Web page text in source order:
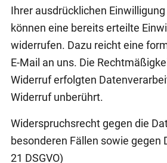
Ihrer ausdrücklichen
können eine bereits erteilte
widerrufen. Dazu reicht eine
E-Mail an uns. Die
Widerruf erfolgten
Widerruf unberührt.
Widerspruchsrecht gegen die
besonderen Fällen sowie gegen
21 DSGVO)